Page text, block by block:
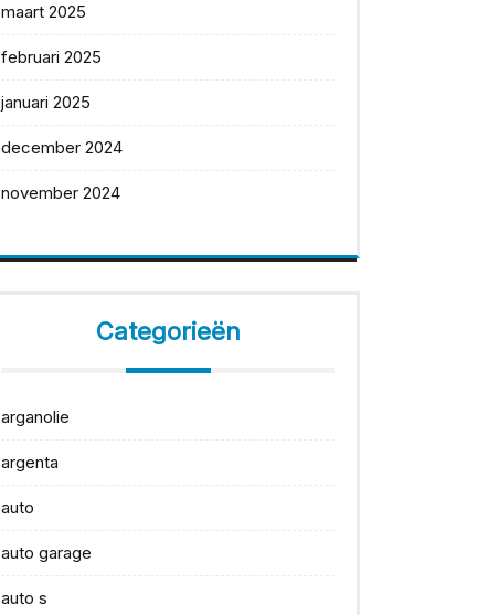
maart 2025
februari 2025
januari 2025
december 2024
november 2024
Categorieën
arganolie
argenta
auto
auto garage
auto s